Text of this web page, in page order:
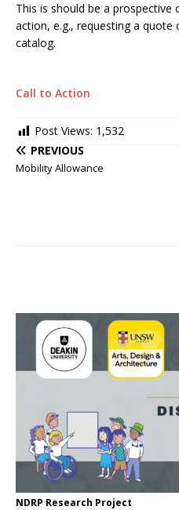
This is should be a prospective
action, e.g., requesting a
catalog.
Call to Action
Post Views: 1,532
PREVIOUS
Mobility Allowance
NDRP Research Project